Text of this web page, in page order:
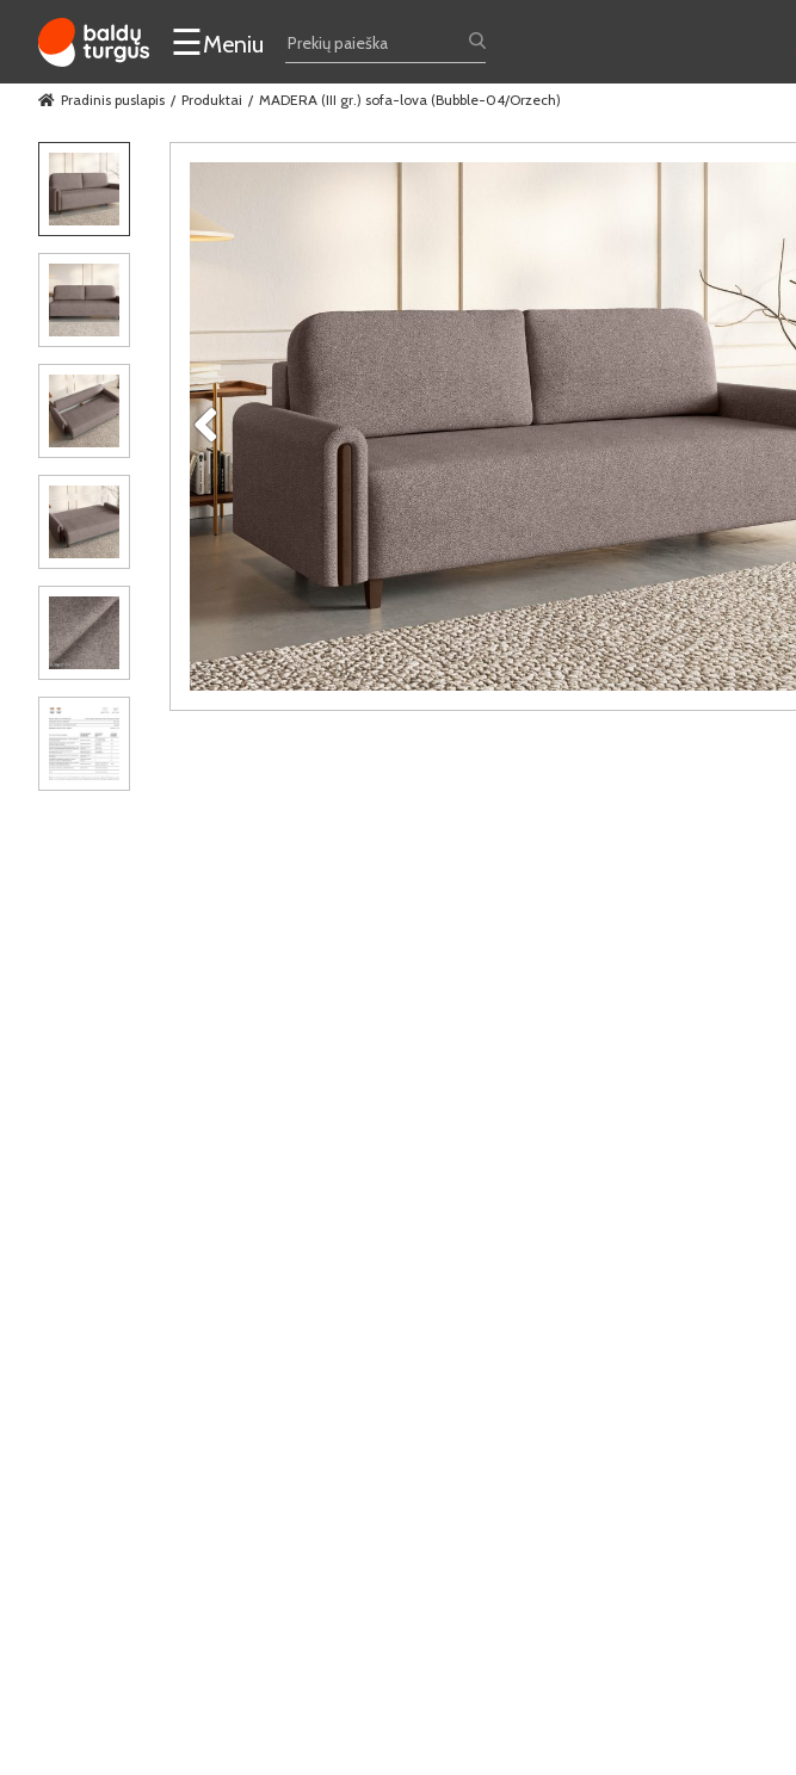
☰Meniu
Pradinis puslapis Produktai MADERA (III gr.) sofa-lova (Bubble-04/Orzech)